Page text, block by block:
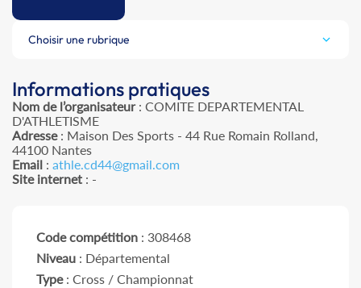
Choisir une rubrique
Informations pratiques
Nom de l’organisateur: COMITE DEPARTEMENTAL
D'ATHLETISME
Adresse: Maison Des Sports - 44 Rue Romain Rolland,
44100 Nantes
Email : athle.cd44@gmail.com
Site internet : -
Code compétition : 308468
Niveau : Départemental
Type: Cross / Championnat